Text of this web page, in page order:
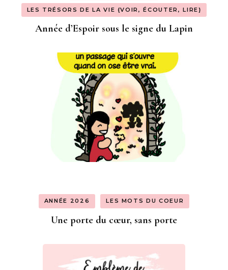
LES TRÉSORS DE LA VIE {VOIR, ÉCOUTER, LIRE}
Année d’Espoir sous le signe du Lapin
ANNÉE 2026 LES MOTS DU COEUR
Une porte du cœur, sans porte